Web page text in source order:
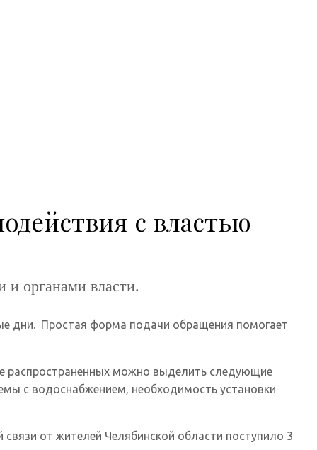
с властью
и органами власти.
дни. Простая форма подачи обращения помогает
распространенных можно выделить следующие
с водоснабжением, необходимость установки
от жителей Челябинской области поступило 3